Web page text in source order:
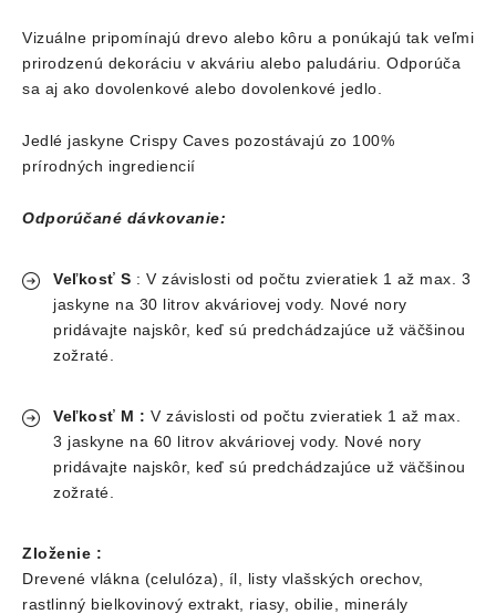
Vizuálne pripomínajú drevo alebo kôru a ponúkajú tak veľmi
prirodzenú dekoráciu v akváriu alebo paludáriu. Odporúča
sa aj ako dovolenkové alebo dovolenkové jedlo.
Jedlé jaskyne Crispy Caves pozostávajú zo 100%
prírodných ingrediencií
Odporúčané dávkovanie:
Veľkosť S : V závislosti od počtu zvieratiek 1 až max. 3
jaskyne na 30 litrov akváriovej vody. Nové nory
pridávajte najskôr, keď sú predchádzajúce už väčšinou
zožraté.
Veľkosť M : V závislosti od počtu zvieratiek 1 až max.
3 jaskyne na 60 litrov akváriovej vody. Nové nory
pridávajte najskôr, keď sú predchádzajúce už väčšinou
zožraté.
Zloženie :
Drevené vlákna (celulóza), íl, listy vlašských orechov,
rastlinný bielkovinový extrakt, riasy, obilie, minerály